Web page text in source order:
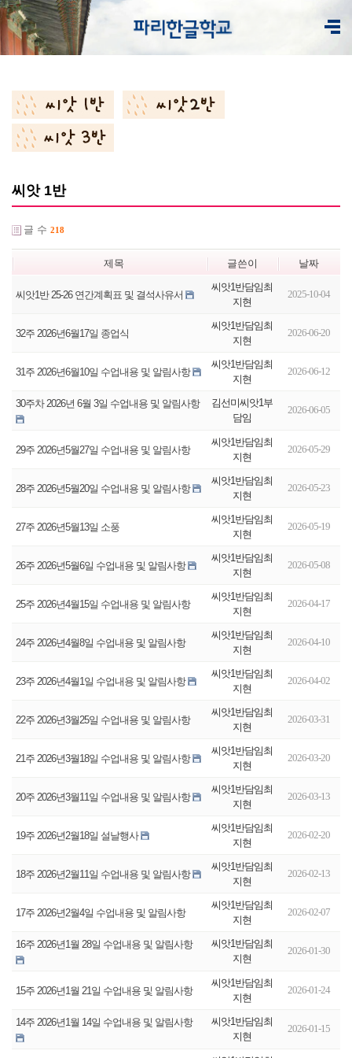
씨앗 1반
글 수 218
제목 글쓴이 날짜
씨앗1반 25-26 연간계획표 및 결석사유서
씨앗1반담임최
지현
2025-10-04
32주 2026년6월17일 종업식
씨앗1반담임최
지현
2026-06-20
31주 2026년6월10일 수업내용 및 알림사항
씨앗1반담임최
지현
2026-06-12
30주차 2026년 6월 3일 수업내용 및 알림사항
김선미씨앗1부
담임
2026-06-05
29주 2026년5월27일 수업내용 및 알림사항
씨앗1반담임최
지현
2026-05-29
28주 2026년5월20일 수업내용 및 알림사항
씨앗1반담임최
지현
2026-05-23
27주 2026년5월13일 소풍
씨앗1반담임최
지현
2026-05-19
26주 2026년5월6일 수업내용 및 알림사항
씨앗1반담임최
지현
2026-05-08
25주 2026년4월15일 수업내용 및 알림사항
씨앗1반담임최
지현
2026-04-17
24주 2026년4월8일 수업내용 및 알림사항
씨앗1반담임최
지현
2026-04-10
23주 2026년4월1일 수업내용 및 알림사항
씨앗1반담임최
지현
2026-04-02
22주 2026년3월25일 수업내용 및 알림사항
씨앗1반담임최
지현
2026-03-31
21주 2026년3월18일 수업내용 및 알림사항
씨앗1반담임최
지현
2026-03-20
20주 2026년3월11일 수업내용 및 알림사항
씨앗1반담임최
지현
2026-03-13
19주 2026년2월18일 설날행사
씨앗1반담임최
지현
2026-02-20
18주 2026년2월11일 수업내용 및 알림사항
씨앗1반담임최
지현
2026-02-13
17주 2026년2월4일 수업내용 및 알림사항
씨앗1반담임최
지현
2026-02-07
16주 2026년1월 28일 수업내용 및 알림사항
씨앗1반담임최
지현
2026-01-30
15주 2026년1월 21일 수업내용 및 알림사항
씨앗1반담임최
지현
2026-01-24
14주 2026년1월 14일 수업내용 및 알림사항
씨앗1반담임최
지현
2026-01-15